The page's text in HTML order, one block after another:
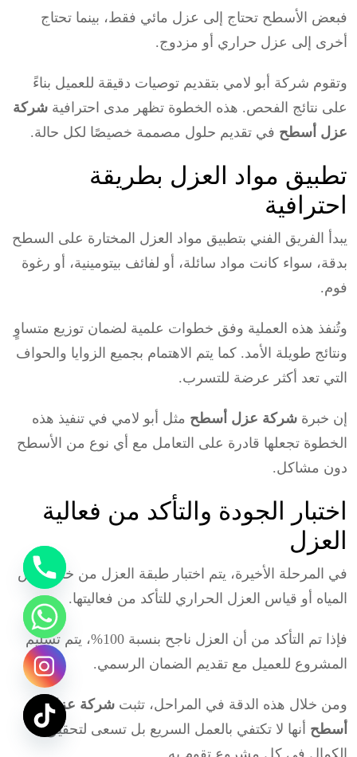
فبعض الأسطح تحتاج إلى عزل مائي فقط، بينما تحتاج
أخرى إلى عزل حراري أو مزدوج.
وتقوم شركة أبو لامي بتقديم توصيات دقيقة للعميل بناءً
على نتائج الفحص. هذه الخطوة تظهر مدى احترافية شركة
عزل أسطح في تقديم حلول مصممة خصيصًا لكل حالة.
تطبيق مواد العزل بطريقة
احترافية
يبدأ الفريق الفني بتطبيق مواد العزل المختارة على السطح
بدقة، سواء كانت مواد سائلة، أو لفائف بيتومينية، أو رغوة
فوم.
وتُنفذ هذه العملية وفق خطوات علمية لضمان توزيع متساوٍ
ونتائج طويلة الأمد. كما يتم الاهتمام بجميع الزوايا والحواف
التي تعد أكثر عرضة للتسرب.
إن خبرة شركة عزل أسطح مثل أبو لامي في تنفيذ هذه
الخطوة تجعلها قادرة على التعامل مع أي نوع من الأسطح
دون مشاكل.
اختبار الجودة والتأكد من فعالية
العزل
في المرحلة الأخيرة، يتم اختبار طبقة العزل من خلال رش
المياه أو قياس العزل الحراري للتأكد من فعاليتها.
فإذا تم التأكد من أن العزل ناجح بنسبة 100%، يتم تسليم
المشروع للعميل مع تقديم الضمان الرسمي.
ومن خلال هذه الدقة في المراحل، تثبت شركة عزل
أسطح أنها لا تكتفي بالعمل السريع بل تسعى لتحقيق
الكمال في كل مشروع تقوم به.